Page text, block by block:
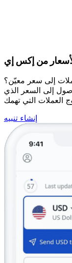
إلى سعر معيّن؟
إلى السعر الذي
إنشاء تنبيه